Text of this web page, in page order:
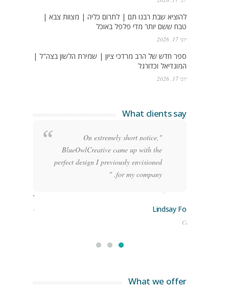
להוציא שבת רבנו תם | לתרום כליה | מצוות צבא |
טבח ששם יותר מדי פלפל באוכל
יוני 17, 2026
ספר חדש של הרב מרדכי ציון | שמירת הלשון בצה"ל |
המונדיאל וכדורגל
יוני 17, 2026
What clients say
"On extremely short notice,
BlueOwlCreative came up with the
perfect design I previously envisioned
for my company. "
Lindsay Ford
CEO
Stoner
Manager
What we offer